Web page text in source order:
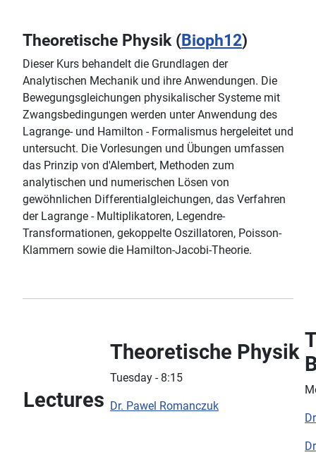
Theoretische Physik (Bioph12)
Dieser Kurs behandelt die Grundlagen der
Analytischen Mechanik und ihre Anwendungen. Die
Bewegungsgleichungen physikalischer Systeme mit
Zwangsbedingungen werden unter Anwendung des
Lagrange- und Hamilton - Formalismus hergeleitet und
untersucht. Die Vorlesungen und Übungen umfassen
das Prinzip von d'Alembert, Methoden zum
analytischen und numerischen Lösen von
gewöhnlichen Differentialgleichungen, das Verfahren
der Lagrange - Multiplikatoren, Legendre-
Transformationen, gekoppelte Oszillatoren, Poisson-
Klammern sowie die Hamilton-Jacobi-Theorie.
Lectures
Theoretische Physik
Tuesday - 8:15
Dr. Pawel Romanczuk